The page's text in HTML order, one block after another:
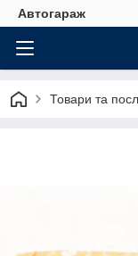
Автогараж
Товари та